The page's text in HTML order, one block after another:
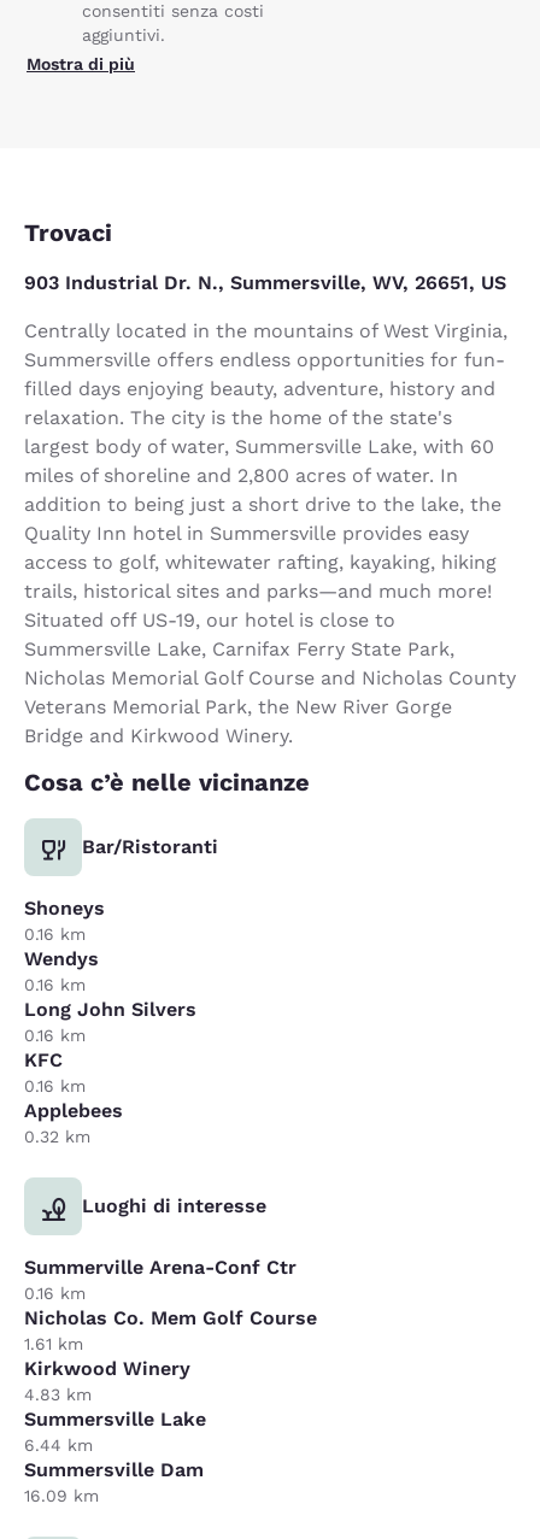
consentiti senza costi
aggiuntivi.
Mostra di più
Trovaci
903 Industrial Dr. N., Summersville, WV, 26651, US
Centrally located in the mountains of West Virginia,
Summersville offers endless opportunities for fun-
filled days enjoying beauty, adventure, history and
relaxation. The city is the home of the state's
largest body of water, Summersville Lake, with 60
miles of shoreline and 2,800 acres of water. In
addition to being just a short drive to the lake, the
Quality Inn hotel in Summersville provides easy
access to golf, whitewater rafting, kayaking, hiking
trails, historical sites and parks—and much more!
Situated off US-19, our hotel is close to
Summersville Lake, Carnifax Ferry State Park,
Nicholas Memorial Golf Course and Nicholas County
Veterans Memorial Park, the New River Gorge
Bridge and Kirkwood Winery.
Cosa c’è nelle vicinanze
Bar/Ristoranti
Shoneys
0.16 km
Wendys
0.16 km
Long John Silvers
0.16 km
KFC
0.16 km
Applebees
0.32 km
Luoghi di interesse
Summerville Arena-Conf Ctr
0.16 km
Nicholas Co. Mem Golf Course
1.61 km
Kirkwood Winery
4.83 km
Summersville Lake
6.44 km
Summersville Dam
16.09 km